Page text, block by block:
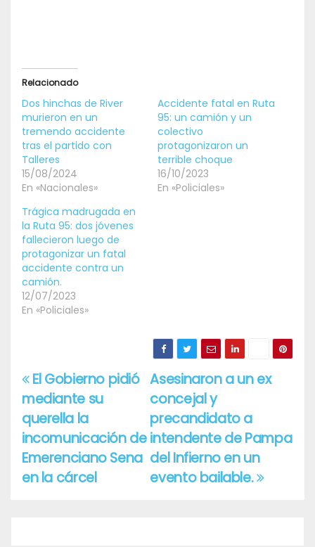
Relacionado
Dos hinchas de River
murieron en un
tremendo accidente
tras el partido con
Talleres
15/08/2024
En «Nacionales»
Accidente fatal en Ruta
95: un camión y un
colectivo
protagonizaron un
terrible choque
16/10/2023
En «Policiales»
Trágica madrugada en
la Ruta 95: dos jóvenes
fallecieron luego de
protagonizar un fatal
accidente contra un
camión.
12/07/2023
En «Policiales»
Navegación
de
entradas
Asesinaron a un ex
concejal y
precandidato a
intendente de Pampa
del Infierno en un
evento bailable.
El Gobierno pidió
mediante su
querella la
incomunicación de
Emerenciano Sena
en la cárcel